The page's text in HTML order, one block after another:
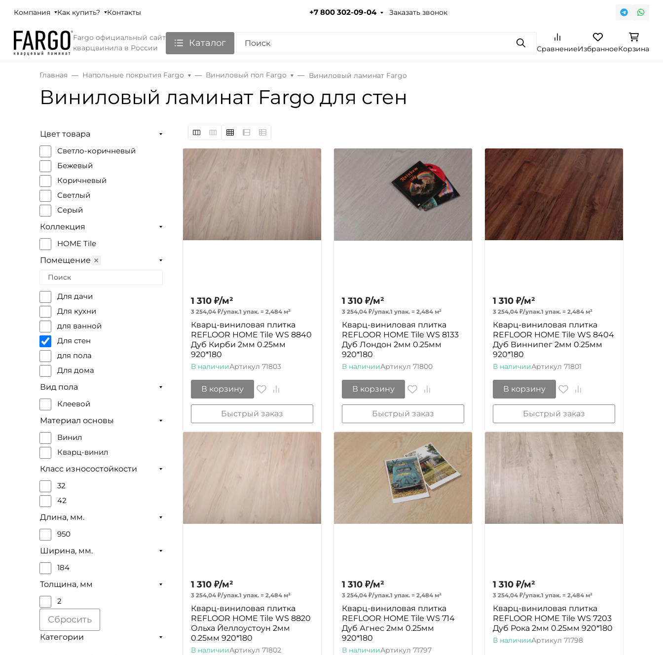
Компания Как купить? Контакты +7 800 302-09-04 Заказать звонок
Fargo официальный сайт
кварцвинила в России
Каталог ПоискСравнениеИзбранноеКорзина
Главная Напольные покрытия Fargo Виниловый пол Fargo Виниловый ламинат Fargo
Виниловый ламинат Fargo для стен
Цвет товара
Светло-коричневый
Бежевый
Коричневый
Светлый
Серый
Коллекция
HOME Tile
Помещение
Для дачи
Для кухни
для ванной
Для стен
для пола
Для дома
Вид пола
Клеевой
Материал основы
Винил
Кварц-винил
Класс износостойкости
32
42
Длина, мм.
950
Ширина, мм.
184
Толщина, мм
2
Сбросить
Категории
1 310 ₽/м²
3 254,04 ₽/упак.1 упак. = 2,484 м²
Кварц-виниловая плитка
REFLOOR HOME Tile WS 8840
Дуб Кирби 2мм 0.25мм
920*180
В наличииАртикул 71803
В корзину
Быстрый заказ
1 310 ₽/м²
3 254,04 ₽/упак.1 упак.= 2,484 м²
Кварц-виниловая плитка
REFLOOR HOME Tile WS 8133
Дуб Лондон 2мм 0.25мм
920*180
В наличииАртикул 71800
В корзину
Быстрый заказ
1 310 ₽/м²
3 254,04 ₽/упак.1 упак.= 2,484 м²
Кварц-виниловая плитка
REFLOOR HOME Tile WS 8404
Дуб Виннипег 2мм 0.25мм
920*180
В наличииАртикул 71801
В корзину
Быстрый заказ
1 310 ₽/м²
3 254,04 ₽/упак.1 упак. = 2,484 м²
Кварц-виниловая плитка
REFLOOR HOME Tile WS 8820
Ольха Йеллоустоун 2мм
0.25мм 920*180
В наличииАртикул 71802
1 310 ₽/м²
3 254,04 ₽/упак.1 упак.= 2,484 м²
Кварц-виниловая плитка
REFLOOR HOME Tile WS 714
Дуб Агнес 2мм 0.25мм
920*180
В наличииАртикул 71797
1 310 ₽/м²
3 254,04 ₽/упак.1 упак.= 2,484 м²
Кварц-виниловая плитка
REFLOOR HOME Tile WS 7203
Дуб Рока 2мм 0.25мм 920*180
В наличииАртикул 71798